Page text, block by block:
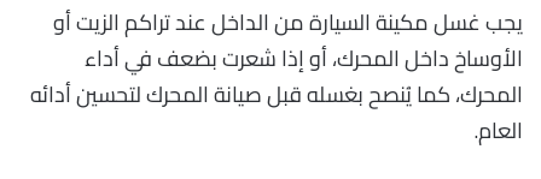
يجب غسل مكينة السيارة من الداخل عند تراكم الزيت أو
الأوساخ داخل المحرك، أو إذا شعرت بضعف في أداء
المحرك، كما يُنصح بغسله قبل صيانة المحرك لتحسين أدائه
العام.